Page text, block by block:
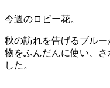
今週のロビー花。
秋の訪れを告げるブル
物をふんだんに使い、
した。